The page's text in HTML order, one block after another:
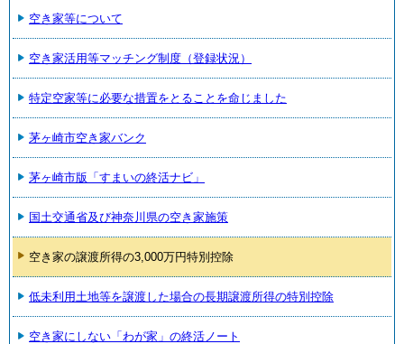
空き家等について
空き家活用等マッチング制度（登録状況）
特定空家等に必要な措置をとることを命じました
茅ヶ崎市空き家バンク
茅ヶ崎市版「すまいの終活ナビ」
国土交通省及び神奈川県の空き家施策
空き家の譲渡所得の3,000万円特別控除
低未利用土地等を譲渡した場合の長期譲渡所得の特別控除
空き家にしない「わが家」の終活ノート